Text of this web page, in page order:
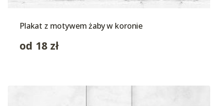
Plakat z motywem żaby w koronie
od 18 zł